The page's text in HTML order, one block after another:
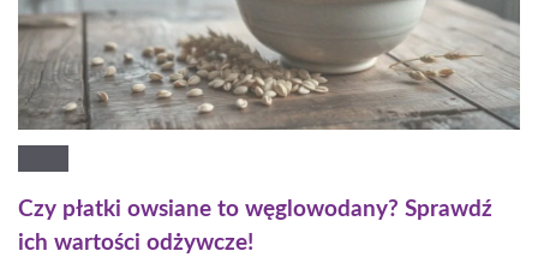
Czy płatki owsiane to węglowodany? Sprawdź
ich wartości odżywcze!